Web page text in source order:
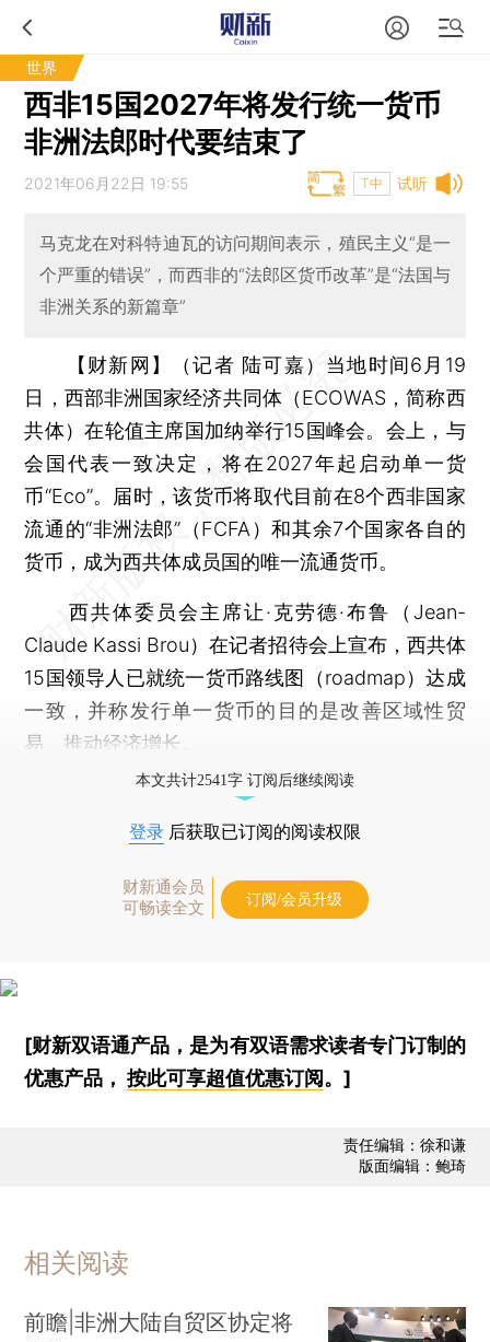
世界
西非15国2027年将发行统一货币
非洲法郎时代要结束了
试听
2021年06月22日 19:55 T中
马克龙在对科特迪瓦的访问期间表示，殖民主义“是一
个严重的错误”，而西非的“法郎区货币改革”是“法国与
非洲关系的新篇章”
【财新网】（记者 陆可嘉） 当地时间6月19
日，西部非洲国家经济共同体（ECOWAS，简称西
共体）在轮值主席国加纳举行15国峰会。会上，与
会国代表一致决定，将在2027年起启动单一货
币“Eco”。届时，该货币将取代目前在8个西非国家
流通的“非洲法郎”（FCFA）和其余7个国家各自的
货币，成为西共体成员国的唯一流通货币。
西共体委员会主席让·克劳德·布鲁（Jean-
Claude Kassi Brou）在记者招待会上宣布，西共体
15国领导人已就统一货币路线图（roadmap）达成
一致，并称发行单一货币的目的是改善区域性贸
易、推动经济增长。
本文共计2541字 订阅后继续阅读
登录 后获取已订阅的阅读权限
财新通会员
可畅读全文
订阅/会员升级
[财新双语通产品，是为有双语需求读者专门订制的
优惠产品，按此可享超值优惠订阅 。]
责任编辑：徐和谦
版面编辑：鲍琦
相关阅读
前瞻|非洲大陆自贸区协定将